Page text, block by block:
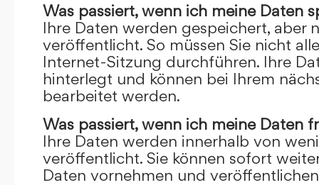
Was passiert, wenn ich meine Daten
Ihre Daten werden gespeichert, aber
veröffentlicht. So müssen Sie nicht
Internet-Sitzung durchführen. Ihre
hinterlegt und können bei Ihrem
bearbeitet werden.
Was passiert, wenn ich meine Daten
Ihre Daten werden innerhalb von
veröffentlicht. Sie können sofort
Daten vornehmen und